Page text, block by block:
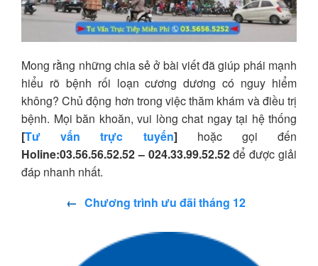
Mong rằng những chia sẻ ở bài viết đã giúp phái mạnh
hiểu rõ bệnh rối loạn cương dương có nguy hiểm
không? Chủ động hơn trong việc thăm khám và điều trị
bệnh. Mọi băn khoăn, vui lòng chat ngay tại hệ thống
[Tư vấn trực tuyến]hoặc gọi đến
Holine:03.56.56.52.52 – 024.33.99.52.52để được giải
đáp nhanh nhất.
← Chương trình ưu đãi tháng 12